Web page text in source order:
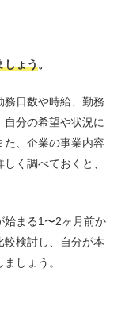
しょう。
日数や時給、勤務
分の希望や状況に
、企業の事業内容
く調べておくと、
始まる1〜2ヶ月前か
較検討し、自分が本
しょう。